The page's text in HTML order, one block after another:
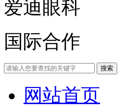
爱迪眼科
国际合作
网站首页